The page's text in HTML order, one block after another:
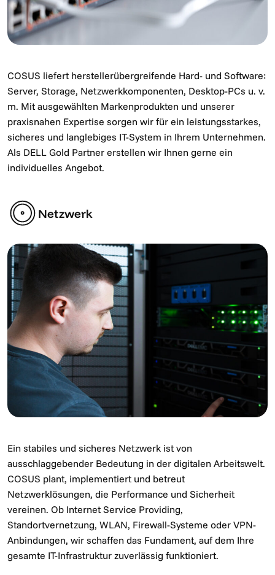
COSUS liefert herstellerübergreifende Hard- und Software:
Server, Storage, Netzwerkkomponenten, Desktop-PCs u. v.
m. Mit ausgewählten Markenprodukten und unserer
praxisnahen Expertise sorgen wir für ein leistungsstarkes,
sicheres und langlebiges IT-System in Ihrem Unternehmen.
Als DELL Gold Partner erstellen wir Ihnen gerne ein
individuelles Angebot.
Netzwerk
Ein stabiles und sicheres Netzwerk ist von
ausschlaggebender Bedeutung in der digitalen Arbeitswelt.
COSUS plant, implementiert und betreut
Netzwerklösungen, die Performance und Sicherheit
vereinen. Ob Internet Service Providing,
Standortvernetzung, WLAN, Firewall-Systeme oder VPN-
Anbindungen, wir schaffen das Fundament, auf dem Ihre
gesamte IT-Infrastruktur zuverlässig funktioniert.